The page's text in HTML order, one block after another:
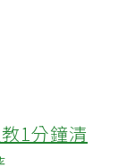
1分鐘清